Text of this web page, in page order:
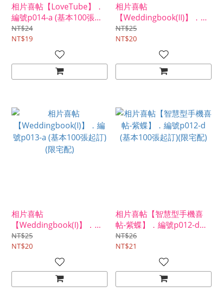
相片喜帖【LoveTube】．
編號p014-a (基本100張起
訂)(限宅配)
NT$24
NT$19
相片喜帖
【Weddingbook(II)】．編
號p013-b (基本100張起訂)
(限宅配)
NT$25
NT$20
相片喜帖
【Weddingbook(I)】．編
號p013-a (基本100張起訂)
(限宅配)
NT$25
NT$20
相片喜帖【智慧型手機喜
帖-紫蝶】．編號p012-d
(基本100張起訂)(限宅配)
NT$26
NT$21